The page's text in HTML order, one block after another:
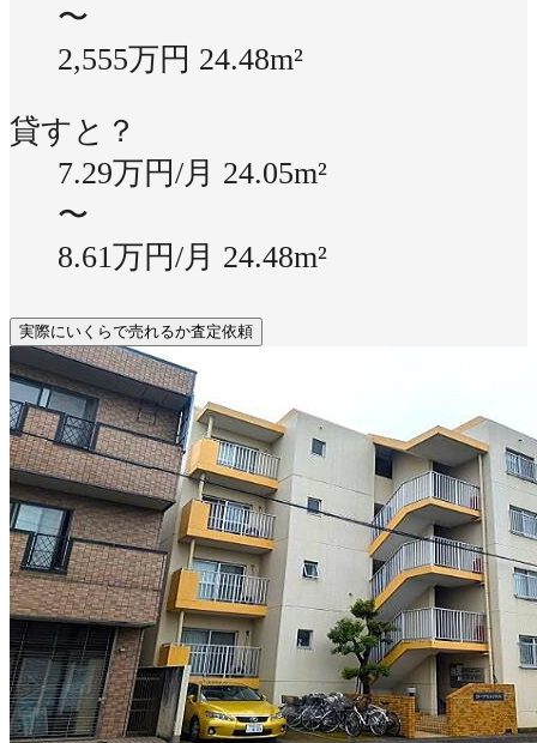
〜
2,555万円 24.48m²
貸すと？
7.29万円/月 24.05m²
〜
8.61万円/月 24.48m²
実際にいくらで売れるか査定依頼